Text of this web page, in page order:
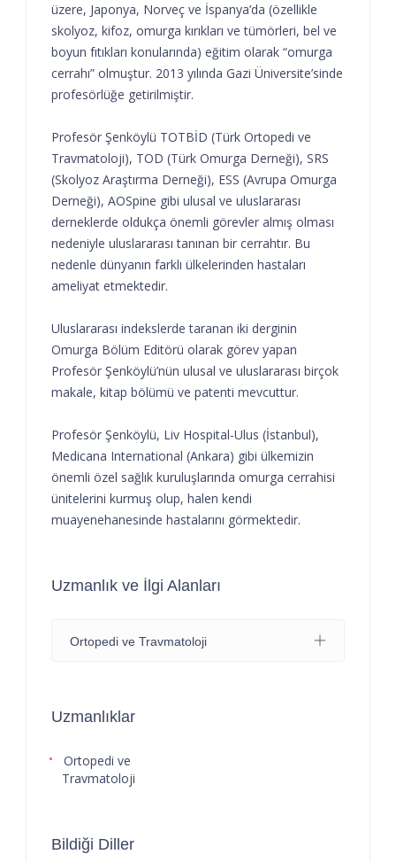
üzere, Japonya, Norveç ve İspanya’da (özellikle
skolyoz, kifoz, omurga kırıkları ve tümörleri, bel ve
boyun fıtıkları konularında) eğitim olarak “omurga
cerrahı” olmuştur. 2013 yılında Gazi Üniversite’sinde
profesörlüğe getirilmiştir.
Profesör Şenköylü TOTBİD (Türk Ortopedi ve
Travmatoloji), TOD (Türk Omurga Derneği), SRS
(Skolyoz Araştırma Derneği), ESS (Avrupa Omurga
Derneği), AOSpine gibi ulusal ve uluslararası
derneklerde oldukça önemli görevler almış olması
nedeniyle uluslararası tanınan bir cerrahtır. Bu
nedenle dünyanın farklı ülkelerinden hastaları
ameliyat etmektedir.
Uluslararası indekslerde taranan iki derginin
Omurga Bölüm Editörü olarak görev yapan
Profesör Şenköylü’nün ulusal ve uluslararası birçok
makale, kitap bölümü ve patenti mevcuttur.
Profesör Şenköylü, Liv Hospital-Ulus (İstanbul),
Medicana International (Ankara) gibi ülkemizin
önemli özel sağlık kuruluşlarında omurga cerrahisi
ünitelerini kurmuş olup, halen kendi
muayenehanesinde hastalarını görmektedir.
Uzmanlık ve İlgi Alanları
Ortopedi ve Travmatoloji
Uzmanlıklar
Ortopedi ve
Travmatoloji
Bildiği Diller